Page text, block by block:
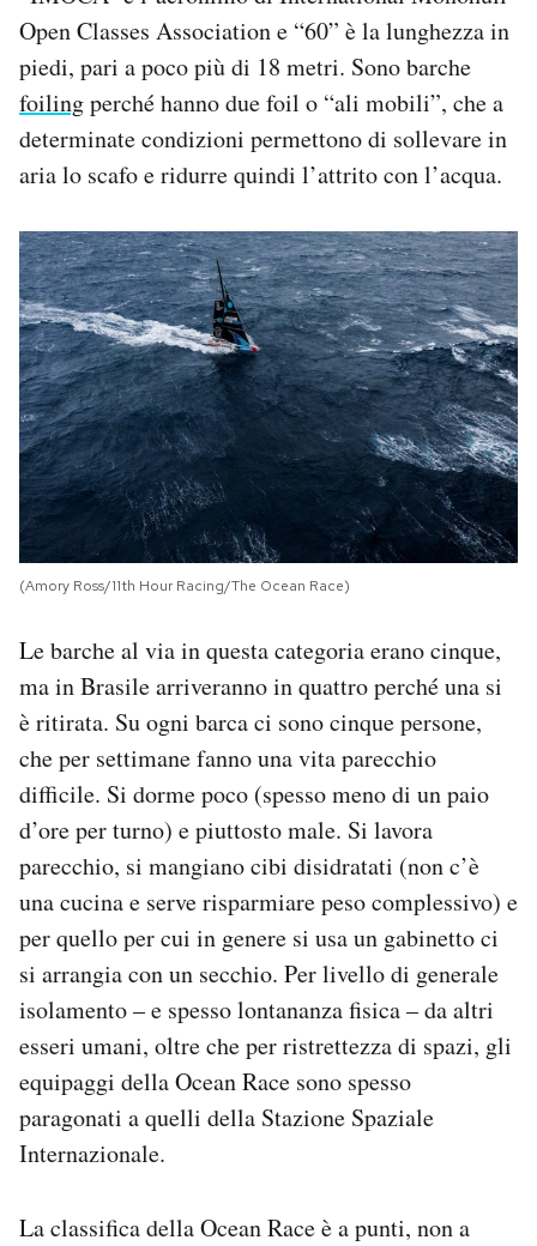
Open Classes Association e “60” è la lunghezza in
piedi, pari a poco più di 18 metri. Sono barche
foilingperché hanno due foil o “ali mobili”, che a
determinate condizioni permettono di sollevare in
aria lo scafo e ridurre quindi l’attrito con l’acqua.
(Amory Ross/11th Hour Racing/The Ocean Race)
Le barche al via in questa categoria erano cinque,
ma in Brasile arriveranno in quattro perché una si
è ritirata. Su ogni barca ci sono cinque persone,
che per settimane fanno una vita parecchio
difficile. Si dorme poco (spesso meno di un paio
d’ore per turno) e piuttosto male. Si lavora
parecchio, si mangiano cibi disidratati (non c’è
una cucina e serve risparmiare peso complessivo) e
per quello per cui in genere si usa un gabinetto ci
si arrangia con un secchio. Per livello di generale
isolamento – e spesso lontananza fisica – da altri
esseri umani, oltre che per ristrettezza di spazi, gli
equipaggi della Ocean Race sono spesso
paragonati a quelli della Stazione Spaziale
Internazionale.
La classifica della Ocean Race è a punti, non a